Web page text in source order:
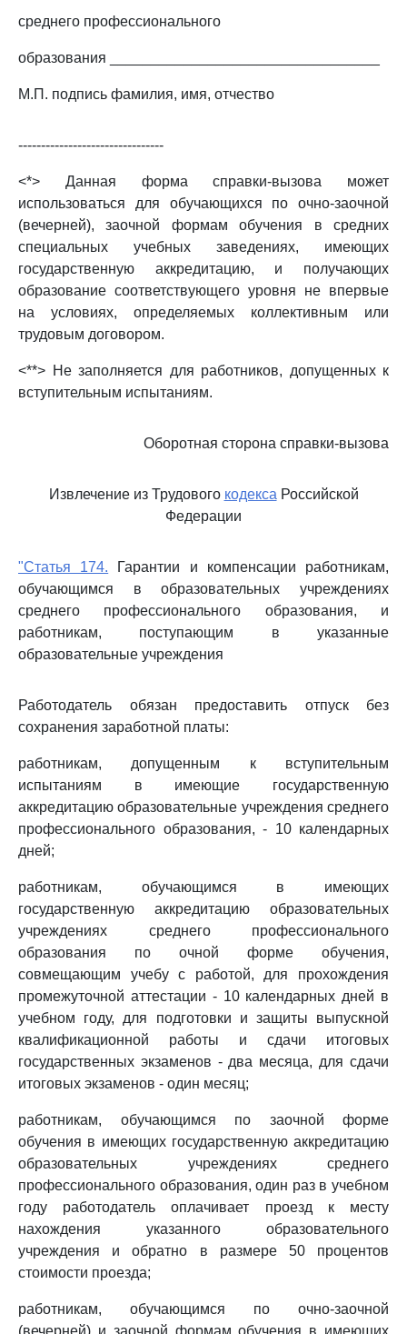
среднего профессионального
образования _________________________________
М.П. подпись фамилия, имя, отчество
--------------------------------
<*> Данная форма справки-вызова может
использоваться для обучающихся по очно-заочной
(вечерней), заочной формам обучения в средних
специальных учебных заведениях, имеющих
государственную аккредитацию, и получающих
образование соответствующего уровня не впервые
на условиях, определяемых коллективным или
трудовым договором.
<**> Не заполняется для работников, допущенных к
вступительным испытаниям.
Оборотная сторона справки-вызова
Извлечение из Трудового кодекса Российской
Федерации
"Статья 174. Гарантии и компенсации работникам,
обучающимся в образовательных учреждениях
среднего профессионального образования, и
работникам, поступающим в указанные
образовательные учреждения
Работодатель обязан предоставить отпуск без
сохранения заработной платы:
работникам, допущенным к вступительным
испытаниям в имеющие государственную
аккредитацию образовательные учреждения среднего
профессионального образования, - 10 календарных
дней;
работникам, обучающимся в имеющих
государственную аккредитацию образовательных
учреждениях среднего профессионального
образования по очной форме обучения,
совмещающим учебу с работой, для прохождения
промежуточной аттестации - 10 календарных дней в
учебном году, для подготовки и защиты выпускной
квалификационной работы и сдачи итоговых
государственных экзаменов - два месяца, для сдачи
итоговых экзаменов - один месяц;
работникам, обучающимся по заочной форме
обучения в имеющих государственную аккредитацию
образовательных учреждениях среднего
профессионального образования, один раз в учебном
году работодатель оплачивает проезд к месту
нахождения указанного образовательного
учреждения и обратно в размере 50 процентов
стоимости проезда;
работникам, обучающимся по очно-заочной
(вечерней) и заочной формам обучения в имеющих